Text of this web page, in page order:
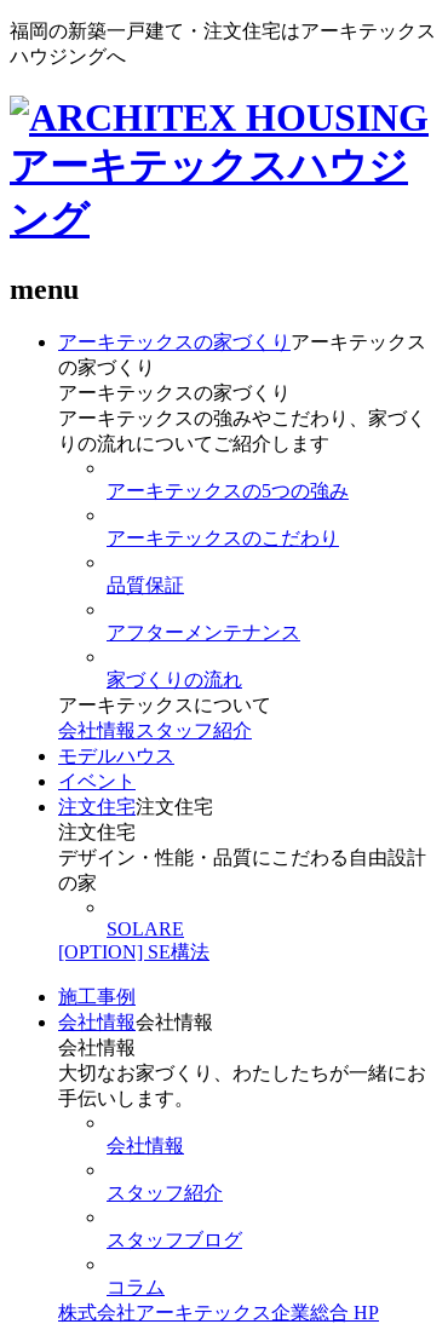
福岡の新築一戸建て・注文住宅はアーキテックス
ハウジングへ
menu
アーキテックスの家づくり アーキテックス
の家づくり
アーキテックスの家づくり
アーキテックスの強みやこだわり、家づく
りの流れについてご紹介します
アーキテックスの5つの強み
アーキテックスのこだわり
品質保証
アフターメンテナンス
家づくりの流れ
アーキテックスについて
会社情報 スタッフ紹介
モデルハウス
イベント
注文住宅注文住宅
注文住宅
デザイン・性能・品質にこだわる自由設計
の家
SOLARE
[OPTION] SE構法
施工事例
会社情報会社情報
会社情報
大切なお家づくり、わたしたちが一緒にお
手伝いします。
会社情報
スタッフ紹介
スタッフブログ
コラム
株式会社アーキテックス企業総合 HP